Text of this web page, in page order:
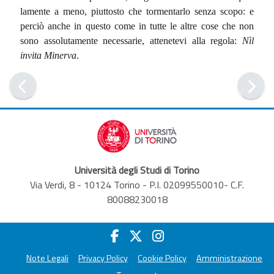
lamente a meno, piuttosto che tormentarlo senza scopo: e
perciò anche in questo come in tutte le altre cose che non
sono assolutamente necessarie, attenetevi alla regola: Nìl
invita Minerva.
Università degli Studi di Torino
Via Verdi, 8 - 10124 Torino - P.I. 02099550010- C.F.
80088230018
Note Legali Privacy Policy Cookie Policy
Amministrazione